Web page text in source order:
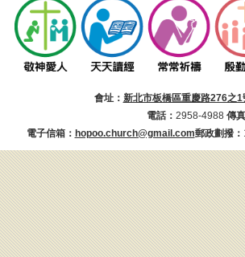
會址： 新北市板橋區重慶路276之1
電話： 2958-4988 傳
電子信箱： hopoo.church@gmail.com郵政劃撥：